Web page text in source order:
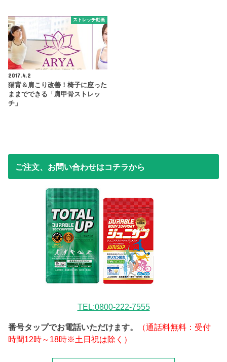
ストレッチ動画
2017.4.2
猫背＆肩こり改善！椅子に座った
ままでできる「肩甲骨ストレッ
チ」
ご注文、お問い合わせはコチラから
TEL:0800-222-7555
番号タップでお電話いただけます。
（通話料無料：受付
時間12時～18時※土日祝は除く）